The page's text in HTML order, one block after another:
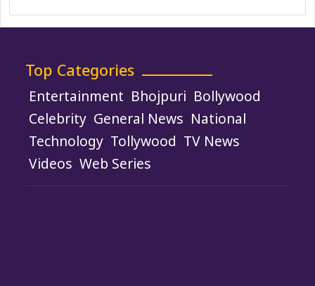
Top Categories
Entertainment Bhojpuri Bollywood
Celebrity General News National
Technology Tollywood TV News
Videos Web Series